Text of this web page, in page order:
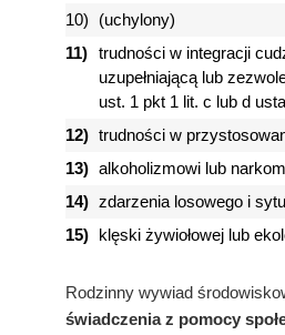
10)
(uchylony)
11) trudności w integracji
uzupełniającą lub
ust. 1 pkt 1 lit. c lub d
12) trudności w
13) alkoholizmowi lub
14) zdarzenia losowego i
15) klęski żywiołowej lub
Rodzinny wywiad
świadczenia z pomocy